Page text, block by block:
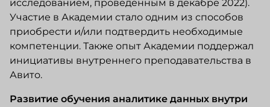
исследованием, проведенным в декабре 2022).
Участие в Академии стало одним из способов
приобрести и/или подтвердить необходимые
компетенции. Также опыт Академии поддержал
инициативы внутреннего преподавательства в
Авито.
Развитие обучения аналитике данных внутри